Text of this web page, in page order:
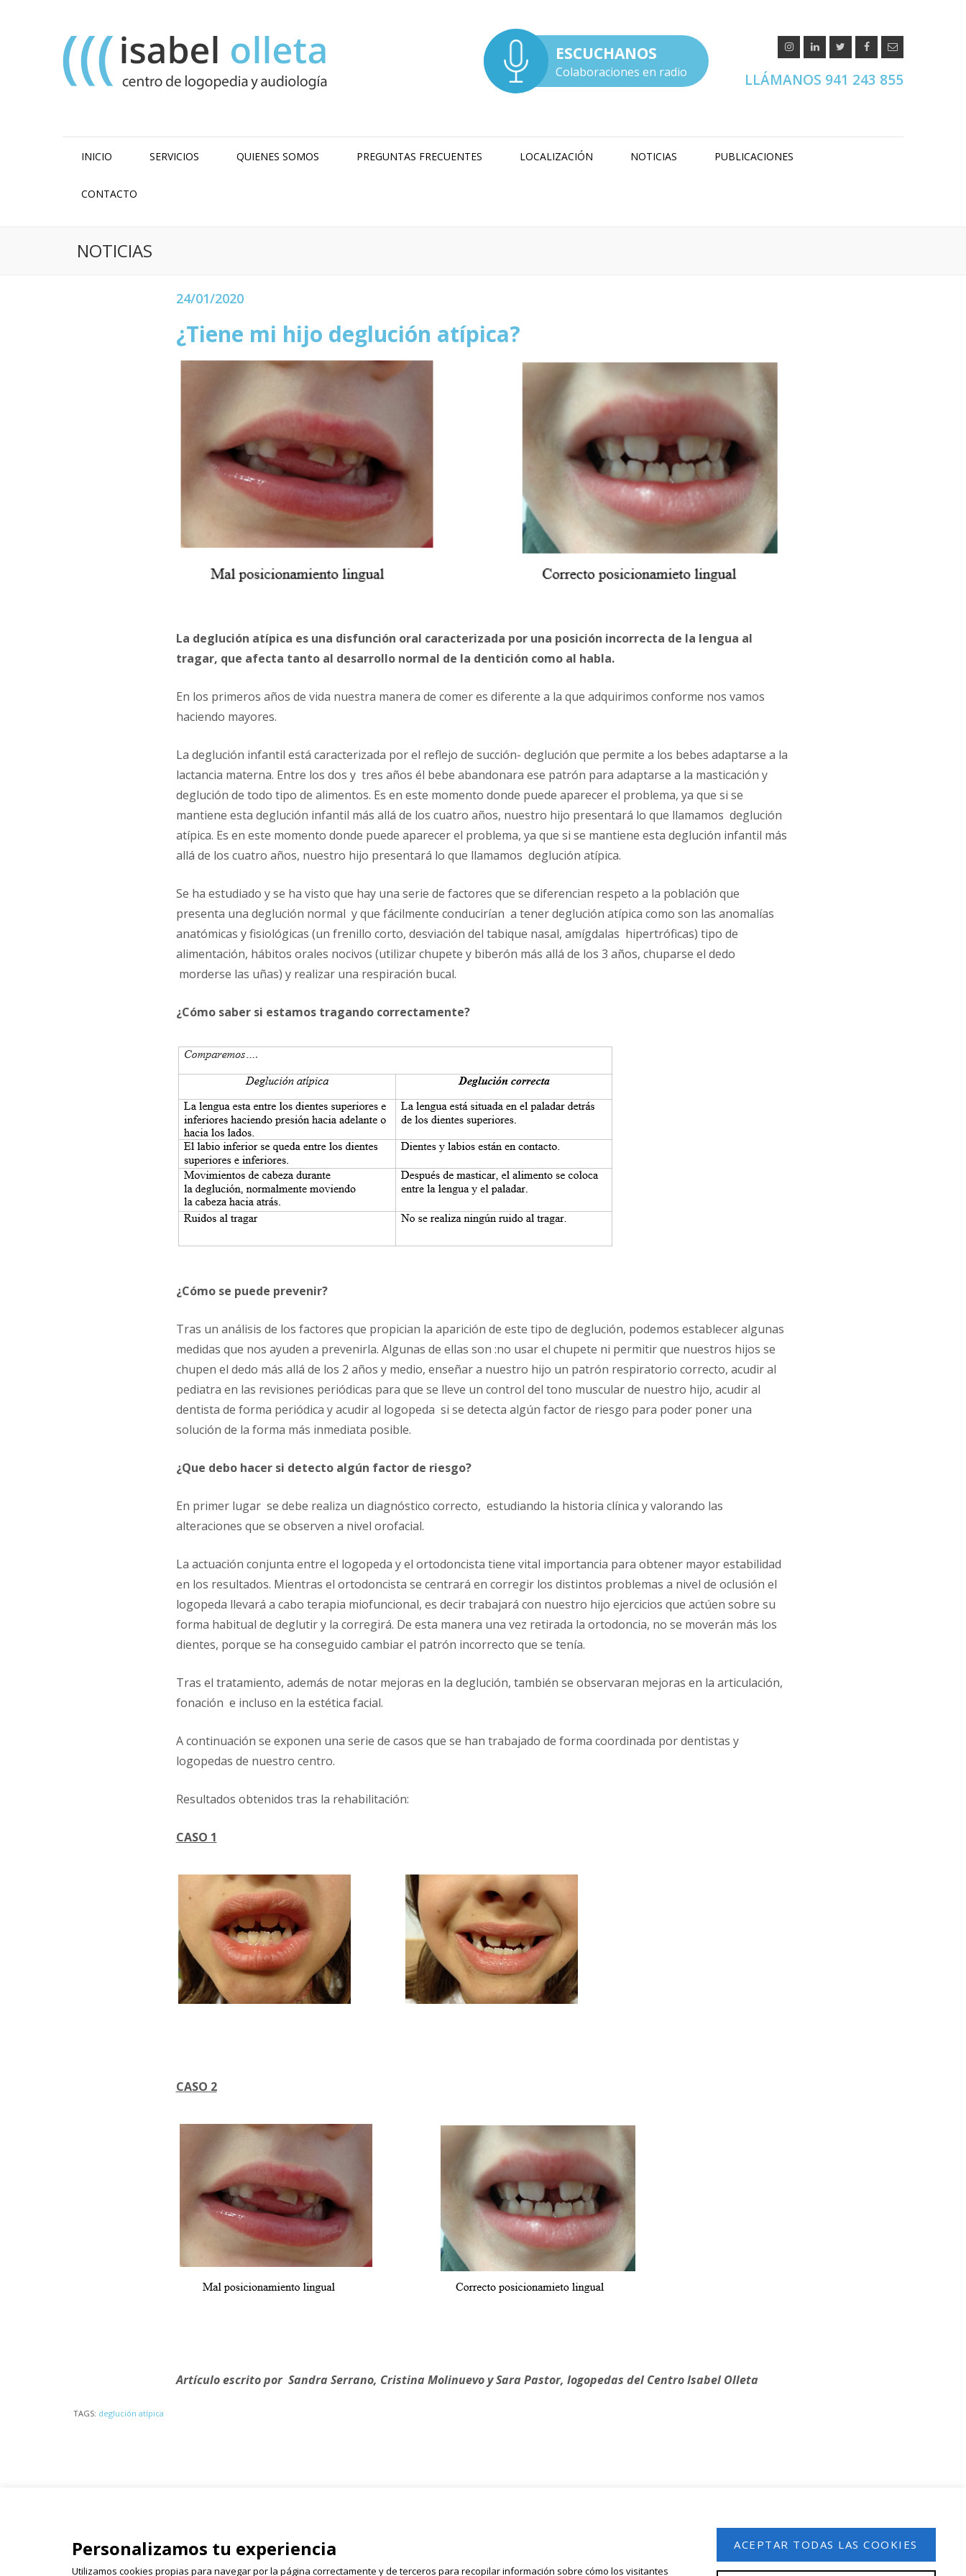
LLÁMANOS 941 243 855
ESCUCHANOS
Colaboraciones en radio
INICIO SERVICIOS QUIENES SOMOS PREGUNTAS FRECUENTES LOCALIZACIÓN NOTICIAS PUBLICACIONES
CONTACTO
NOTICIAS
24/01/2020
¿Tiene mi hijo deglución atípica?
La deglución atípica es una disfunción oral caracterizada por una posición incorrecta de la lengua al
tragar, que afecta tanto al desarrollo normal de la dentición como al habla.
En los primeros años de vida nuestra manera de comer es diferente a la que adquirimos conforme nos vamos
haciendo mayores.
La deglución infantil está caracterizada por el reflejo de succión- deglución que permite a los bebes adaptarse a la
lactancia materna. Entre los dos y tres años él bebe abandonara ese patrón para adaptarse a la masticación y
deglución de todo tipo de alimentos. Es en este momento donde puede aparecer el problema, ya que si se
mantiene esta deglución infantil más allá de los cuatro años, nuestro hijo presentará lo que llamamos deglución
atípica. Es en este momento donde puede aparecer el problema, ya que si se mantiene esta deglución infantil más
allá de los cuatro años, nuestro hijo presentará lo que llamamos deglución atípica.
Se ha estudiado y se ha visto que hay una serie de factores que se diferencian respeto a la población que
presenta una deglución normal y que fácilmente conducirían a tener deglución atípica como son las anomalías
anatómicas y fisiológicas (un frenillo corto, desviación del tabique nasal, amígdalas hipertróficas) tipo de
alimentación, hábitos orales nocivos (utilizar chupete y biberón más allá de los 3 años, chuparse el dedo
morderse las uñas) y realizar una respiración bucal.
¿Cómo saber si estamos tragando correctamente?
¿Cómo se puede prevenir?
Tras un análisis de los factores que propician la aparición de este tipo de deglución, podemos establecer algunas
medidas que nos ayuden a prevenirla. Algunas de ellas son :no usar el chupete ni permitir que nuestros hijos se
chupen el dedo más allá de los 2 años y medio, enseñar a nuestro hijo un patrón respiratorio correcto, acudir al
pediatra en las revisiones periódicas para que se lleve un control del tono muscular de nuestro hijo, acudir al
dentista de forma periódica y acudir al logopeda si se detecta algún factor de riesgo para poder poner una
solución de la forma más inmediata posible.
¿Que debo hacer si detecto algún factor de riesgo?
En primer lugar se debe realiza un diagnóstico correcto, estudiando la historia clínica y valorando las
alteraciones que se observen a nivel orofacial.
La actuación conjunta entre el logopeda y el ortodoncista tiene vital importancia para obtener mayor estabilidad
en los resultados. Mientras el ortodoncista se centrará en corregir los distintos problemas a nivel de oclusión el
logopeda llevará a cabo terapia miofuncional, es decir trabajará con nuestro hijo ejercicios que actúen sobre su
forma habitual de deglutir y la corregirá. De esta manera una vez retirada la ortodoncia, no se moverán más los
dientes, porque se ha conseguido cambiar el patrón incorrecto que se tenía.
Tras el tratamiento, además de notar mejoras en la deglución, también se observaran mejoras en la articulación,
fonación e incluso en la estética facial.
A continuación se exponen una serie de casos que se han trabajado de forma coordinada por dentistas y
logopedas de nuestro centro.
Resultados obtenidos tras la rehabilitación:
CASO 1
CASO 2
Artículo escrito por Sandra Serrano, Cristina Molinuevo y Sara Pastor, logopedas del Centro Isabel Olleta
TAGS: deglución atípica
26003 Logroño
941 243 855 | 618 522 655 | 628 054 050
Registrate en nuestro boletín de noticias
Personalizamos tu experiencia
Utilizamos cookies propias para navegar por la página correctamente y de terceros para recopilar información sobre cómo los visitantes
ACEPTAR TODAS LAS COOKIES